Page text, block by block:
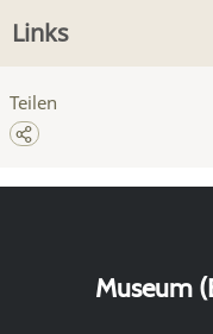
Links
Teilen
Museum